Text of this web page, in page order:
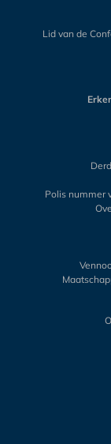
Lid van de
Polis nummer